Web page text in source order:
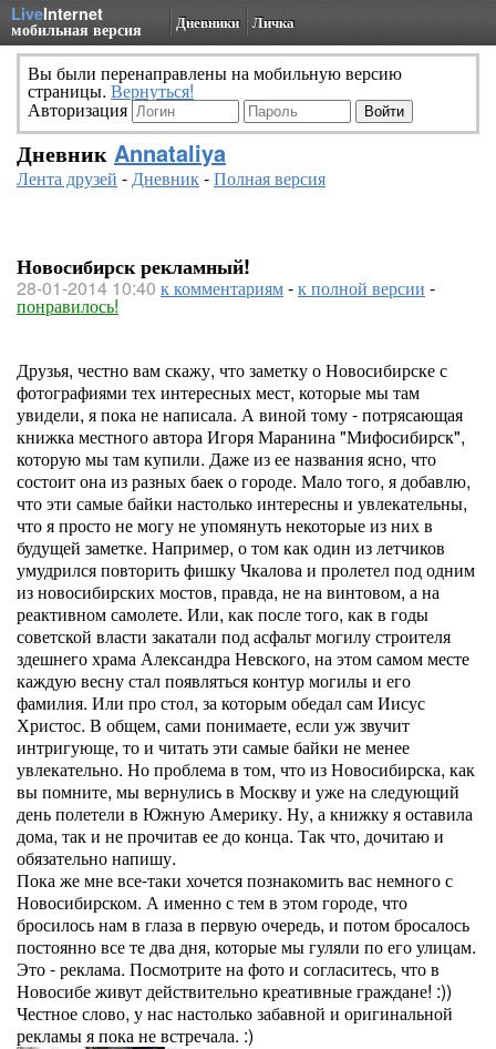
LiveInternet
мобильная версия Дневники Личка
Вы были перенаправлены на мобильную версию
страницы. Вернуться!
Авторизация
Дневник Annataliya
Лента друзей -Дневник-Полная версия
Новосибирск рекламный!
28-01-2014 10:40 к комментариям-к полной версии -
понравилось!
Друзья, честно вам скажу, что заметку о Новосибирске с
фотографиями тех интересных мест, которые мы там
увидели, я пока не написала. А виной тому - потрясающая
книжка местного автора Игоря Маранина "Мифосибирск",
которую мы там купили. Даже из ее названия ясно, что
состоит она из разных баек о городе. Мало того, я добавлю,
что эти самые байки настолько интересны и увлекательны,
что я просто не могу не упомянуть некоторые из них в
будущей заметке. Например, о том как один из летчиков
умудрился повторить фишку Чкалова и пролетел под одним
из новосибирских мостов, правда, не на винтовом, а на
реактивном самолете. Или, как после того, как в годы
советской власти закатали под асфальт могилу строителя
здешнего храма Александра Невского, на этом самом месте
каждую весну стал появляться контур могилы и его
фамилия. Или про стол, за которым обедал сам Иисус
Христос. В общем, сами понимаете, если уж звучит
интригующе, то и читать эти самые байки не менее
увлекательно. Но проблема в том, что из Новосибирска, как
вы помните, мы вернулись в Москву и уже на следующий
день полетели в Южную Америку. Ну, а книжку я оставила
дома, так и не прочитав ее до конца. Так что, дочитаю и
обязательно напишу.
Пока же мне все-таки хочется познакомить вас немного с
Новосибирском. А именно с тем в этом городе, что
бросилось нам в глаза в первую очередь, и потом бросалось
постоянно все те два дня, которые мы гуляли по его улицам.
Это - реклама. Посмотрите на фото и согласитесь, что в
Новосибе живут действительно креативные граждане! :))
Честное слово, у нас настолько забавной и оригинальной
рекламы я пока не встречала. :)